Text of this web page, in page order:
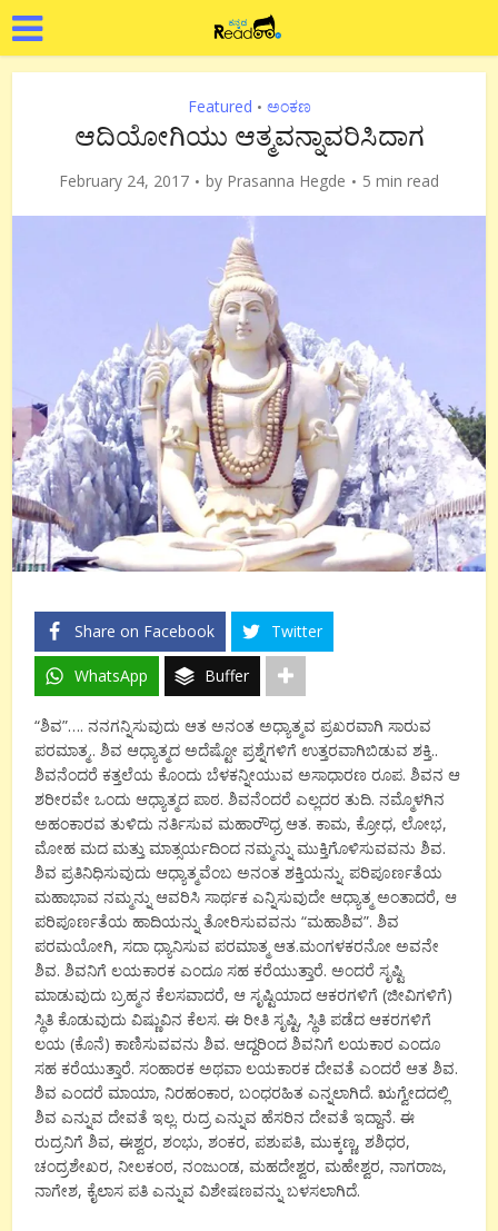
Featured • ಅಂಕಣ
ಆದಿಯೋಗಿಯು ಆತ್ಮವನ್ನಾವರಿಸಿದಾಗ
February 24, 2017 by Prasanna Hegde 5 min read
Share on Facebook Twitter
WhatsApp Buffer
“ಶಿವ”…. ನನಗನ್ನಿಸುವುದು ಆತ ಅನಂತ ಅಧ್ಯಾತ್ಮವ ಪ್ರಖರವಾಗಿ ಸಾರುವ
ಪರಮಾತ್ಮ.. ಶಿವ ಆಧ್ಯಾತ್ಮದ ಅದೆಷ್ಟೋ ಪ್ರಶ್ನೆಗಳಿಗೆ ಉತ್ತರವಾಗಿಬಿಡುವ ಶಕ್ತಿ..
ಶಿವನೆಂದರೆ ಕತ್ತಲೆಯ ಕೊಂದು ಬೆಳಕನ್ನೀಯುವ ಅಸಾಧಾರಣ ರೂಪ. ಶಿವನ ಆ
ಶರೀರವೇ ಒಂದು ಆಧ್ಯಾತ್ಮದ ಪಾಠ. ಶಿವನೆಂದರೆ ಎಲ್ಲದರ ತುದಿ. ನಮ್ಮೊಳಗಿನ
ಅಹಂಕಾರವ ತುಳಿದು ನರ್ತಿಸುವ ಮಹಾರೌಧ್ರ ಆತ. ಕಾಮ, ಕ್ರೋಧ, ಲೋಭ,
ಮೋಹ ಮದ ಮತ್ತು ಮಾತ್ಸರ್ಯದಿಂದ ನಮ್ಮನ್ನು ಮುಕ್ತಿಗೊಳಿಸುವವನು ಶಿವ.
ಶಿವ ಪ್ರತಿನಿಧಿಸುವುದು ಆಧ್ಯಾತ್ಮವೆಂಬ ಅನಂತ ಶಕ್ತಿಯನ್ನು. ಪರಿಪೂರ್ಣತೆಯ
ಮಹಾಭಾವ ನಮ್ಮನ್ನು ಆವರಿಸಿ ಸಾರ್ಥಕ ಎನ್ನಿಸುವುದೇ ಆಧ್ಯಾತ್ಮ ಅಂತಾದರೆ, ಆ
ಪರಿಪೂರ್ಣತೆಯ ಹಾದಿಯನ್ನು ತೋರಿಸುವವನು “ಮಹಾಶಿವ”. ಶಿವ
ಪರಮಯೋಗಿ, ಸದಾ ಧ್ಯಾನಿಸುವ ಪರಮಾತ್ಮ ಆತ.ಮಂಗಳಕರನೋ ಅವನೇ
ಶಿವ. ಶಿವನಿಗೆ ಲಯಕಾರಕ ಎಂದೂ ಸಹ ಕರೆಯುತ್ತಾರೆ. ಅಂದರೆ ಸೃಷ್ಟಿ
ಮಾಡುವುದು ಬ್ರಹ್ಮನ ಕೆಲಸವಾದರೆ, ಆ ಸೃಷ್ಟಿಯಾದ ಆಕರಗಳಿಗೆ (ಜೀವಿಗಳಿಗೆ)
ಸ್ಥಿತಿ ಕೊಡುವುದು ವಿಷ್ಣುವಿನ ಕೆಲಸ. ಈ ರೀತಿ ಸೃಷ್ಟಿ, ಸ್ಥಿತಿ ಪಡೆದ ಆಕರಗಳಿಗೆ
ಲಯ (ಕೊನೆ) ಕಾಣಿಸುವವನು ಶಿವ. ಆದ್ದರಿಂದ ಶಿವನಿಗೆ ಲಯಕಾರ ಎಂದೂ
ಸಹ ಕರೆಯುತ್ತಾರೆ. ಸಂಹಾರಕ ಅಥವಾ ಲಯಕಾರಕ ದೇವತೆ ಎಂದರೆ ಆತ ಶಿವ.
ಶಿವ ಎಂದರೆ ಮಾಯಾ, ನಿರಹಂಕಾರ, ಬಂಧರಹಿತ ಎನ್ನಲಾಗಿದೆ. ಋಗ್ವೇದದಲ್ಲಿ
ಶಿವ ಎನ್ನುವ ದೇವತೆ ಇಲ್ಲ. ರುದ್ರ ಎನ್ನುವ ಹೆಸರಿನ ದೇವತೆ ಇದ್ದಾನೆ. ಈ
ರುದ್ರನಿಗೆ ಶಿವ, ಈಶ್ವರ, ಶಂಭು, ಶಂಕರ, ಪಶುಪತಿ, ಮುಕ್ಕಣ್ಣ, ಶಶಿಧರ,
ಚಂದ್ರಶೇಖರ, ನೀಲಕಂಠ, ನಂಜುಂಡ, ಮಹದೇಶ್ವರ, ಮಹೇಶ್ವರ, ನಾಗರಾಜ,
ನಾಗೇಶ, ಕೈಲಾಸ ಪತಿ ಎನ್ನುವ ವಿಶೇಷಣವನ್ನು ಬಳಸಲಾಗಿದೆ.